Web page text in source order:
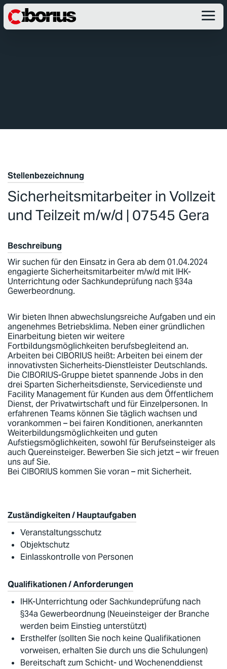
Stellenbezeichnung
Sicherheitsmitarbeiter in Vollzeit
und Teilzeit m/w/d | 07545 Gera
Beschreibung
Wir suchen für den Einsatz in Gera ab dem 01.04.2024
engagierte Sicherheitsmitarbeiter m/w/d mit IHK-
Unterrichtung oder Sachkundeprüfung nach §34a
Gewerbeordnung.
Wir bieten Ihnen abwechslungsreiche Aufgaben und ein
angenehmes Betriebsklima. Neben einer gründlichen
Einarbeitung bieten wir weitere
Fortbildungsmöglichkeiten berufsbegleitend an.
Arbeiten bei CIBORIUS heißt: Arbeiten bei einem der
innovativsten Sicherheits-Dienstleister Deutschlands.
Die CIBORIUS-Gruppe bietet spannende Jobs in den
drei Sparten Sicherheitsdienste, Servicedienste und
Facility Management für Kunden aus dem Öffentlichem
Dienst, der Privatwirtschaft und für Einzelpersonen. In
erfahrenen Teams können Sie täglich wachsen und
vorankommen – bei fairen Konditionen, anerkannten
Weiterbildungsmöglichkeiten und guten
Aufstiegsmöglichkeiten, sowohl für Berufseinsteiger als
auch Quereinsteiger. Bewerben Sie sich jetzt – wir freuen
uns auf Sie.
Bei CIBORIUS kommen Sie voran – mit Sicherheit.
Zuständigkeiten / Hauptaufgaben
Veranstaltungsschutz
Objektschutz
Einlasskontrolle von Personen
Qualifikationen / Anforderungen
IHK-Unterrichtung oder Sachkundeprüfung nach
§34a Gewerbeordnung (Neueinsteiger der Branche
werden beim Einstieg unterstützt)
Ersthelfer (sollten Sie noch keine Qualifikationen
vorweisen, erhalten Sie durch uns die Schulungen)
Bereitschaft zum Schicht- und Wochenenddienst